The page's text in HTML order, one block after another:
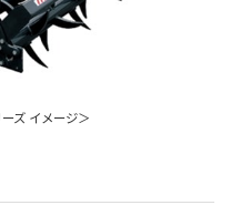
ズ イメージ＞